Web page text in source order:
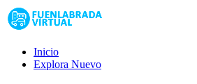
Inicio
Explora Nuevo